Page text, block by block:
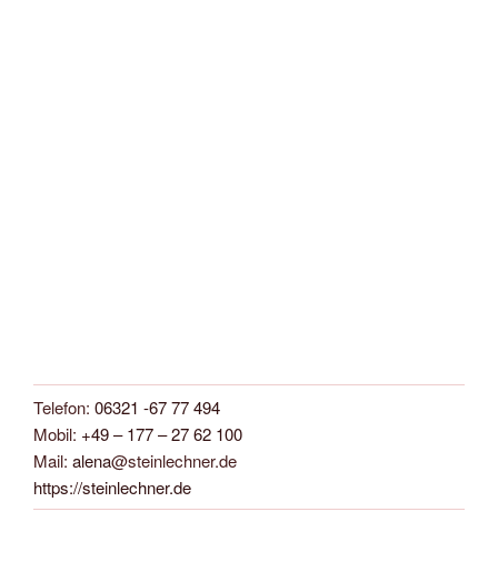
Telefon: 06321 -67 77 494
Mobil: +49 – 177 – 27 62 100
Mail: alena@steinlechner.de
https://steinlechner.de